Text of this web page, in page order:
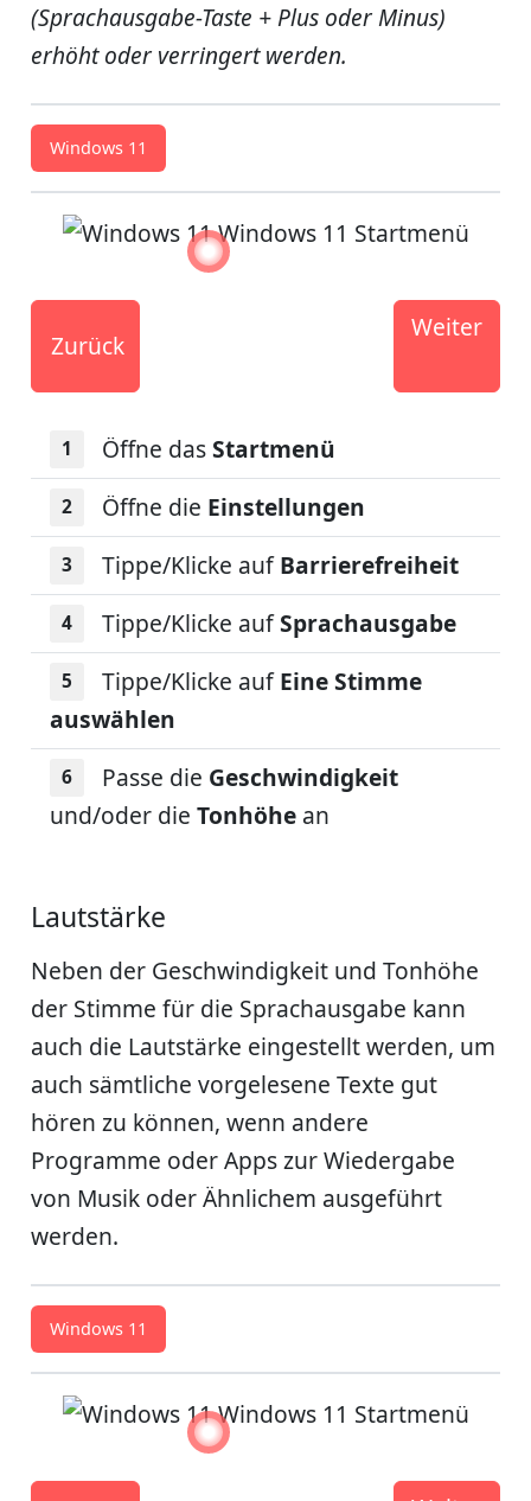
(Sprachausgabe-Taste + Plus oder Minus)
erhöht oder verringert werden.
Windows 11
Öffne dasStartmenü
Öffne die Einstellungen
Tippe/Klicke aufBarrierefreiheit
Tippe/Klicke aufSprachausgabe
Tippe/Klicke aufEine Stimme
auswählen
Passe die Geschwindigkeit
und/oder die Tonhöhe an
Zurück
Weiter
Lautstärke
Neben der Geschwindigkeit und Tonhöhe
der Stimme für die Sprachausgabe kann
auch die Lautstärke eingestellt werden, um
auch sämtliche vorgelesene Texte gut
hören zu können, wenn andere
Programme oder Apps zur Wiedergabe
von Musik oder Ähnlichem ausgeführt
werden.
Windows 11